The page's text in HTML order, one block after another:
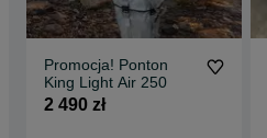
Promocja! Ponton
King Light Air 250
2 490 zł